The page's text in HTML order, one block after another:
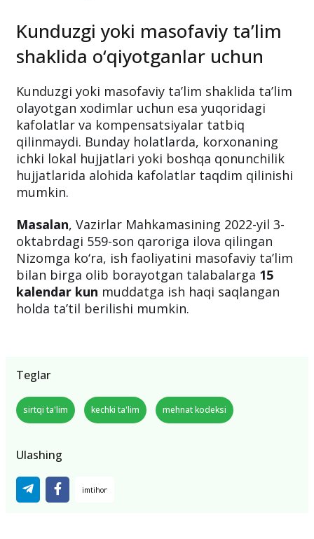
Kunduzgi yoki masofaviy ta’lim
shaklida o‘qiyotganlar uchun
Kunduzgi yoki masofaviy ta’lim shaklida ta’lim
olayotgan xodimlar uchun esa yuqoridagi
kafolatlar va kompensatsiyalar tatbiq
qilinmaydi. Bunday holatlarda, korxonaning
ichki lokal hujjatlari yoki boshqa qonunchilik
hujjatlarida alohida kafolatlar taqdim qilinishi
mumkin.
Masalan, Vazirlar Mahkamasining 2022-yil 3-
oktabrdagi 559-son qaroriga ilova qilingan
Nizomga ko‘ra, ish faoliyatini masofaviy ta’lim
bilan birga olib borayotgan talabalarga 15
kalendar kun muddatga ish haqi saqlangan
holda ta’til berilishi mumkin.
Teglar
sirtqi ta'lim kechki ta'lim mehnat kodeksi
Ulashing